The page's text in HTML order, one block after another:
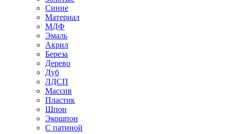
Синие
Материал
МДФ
Эмаль
Акрил
Береза
Дерево
Дуб
ЛДСП
Массив
Пластик
Шпон
Экошпон
С патиной